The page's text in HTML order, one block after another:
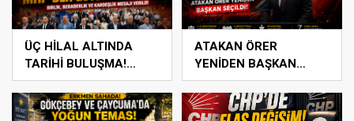
ÜÇ HİLAL ALTINDA
TARİHİ BULUŞMA!
SEKİZ İL BAŞKANI BİR
ARADA
ATAKAN ÖRER
YENİDEN BAŞKAN
SEÇİLDİ